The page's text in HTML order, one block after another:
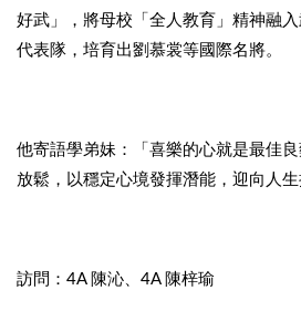
好武」，將母校「全人教育」精神融
代表隊，培育出劉慕裳等國際名將。
他寄語學弟妹：「喜樂的心就是最佳
放鬆，以穩定心境發揮潛能，迎向人生
訪問：4A 陳沁、4A 陳梓瑜